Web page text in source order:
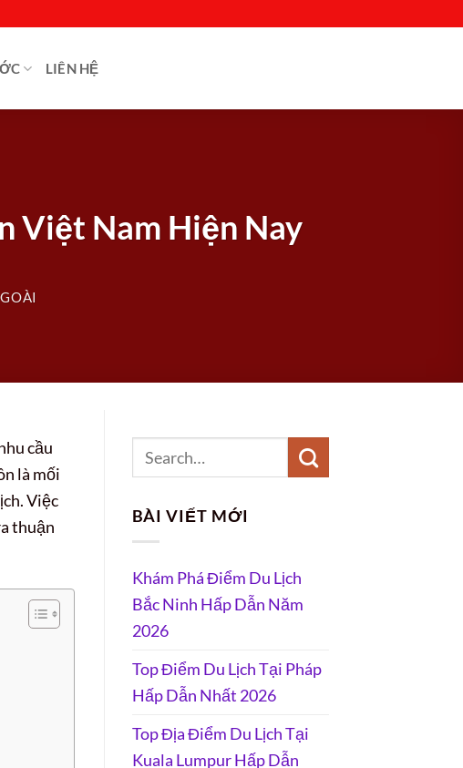
LIÊN HỆ
Việt Nam Hiện Nay
cầu
là mối
Việc
thuận
BÀI VIẾT MỚI
Khám Phá Điểm Du Lịch
Bắc Ninh Hấp Dẫn Năm
2026
Top Điểm Du Lịch Tại Pháp
Hấp Dẫn Nhất 2026
Top Địa Điểm Du Lịch Tại
Kuala Lumpur Hấp Dẫn